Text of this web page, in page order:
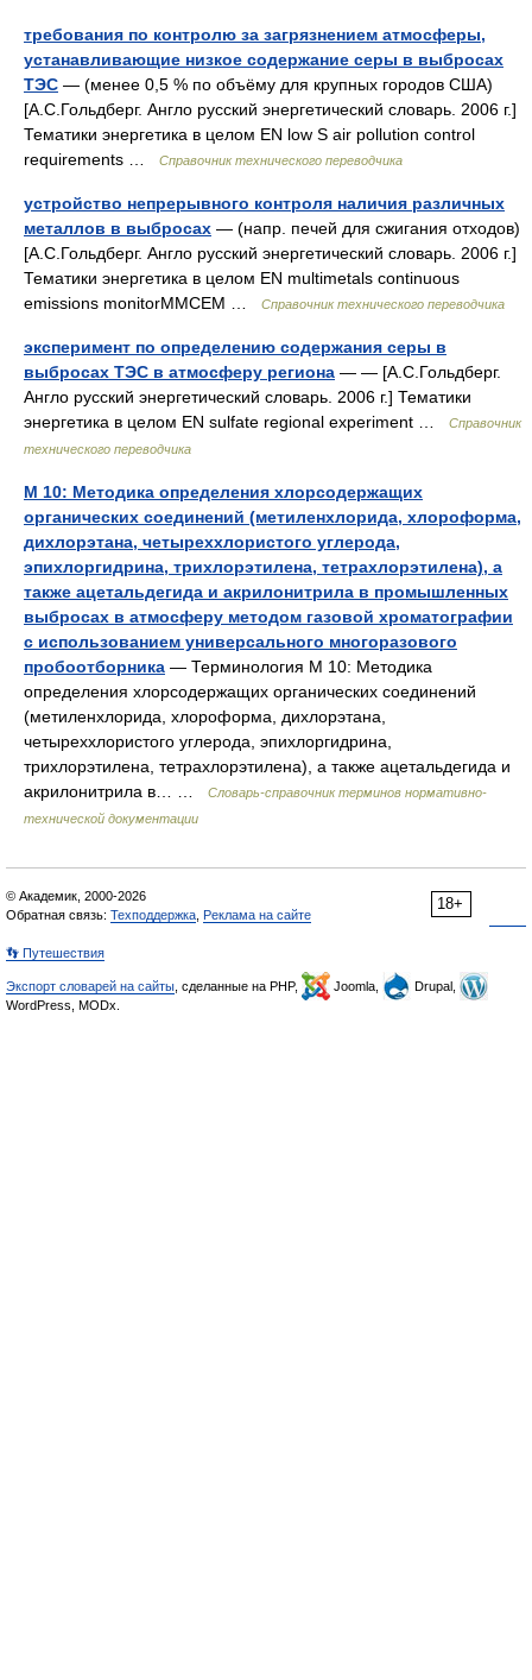
требования по контролю за загрязнением атмосферы,
устанавливающие низкое содержание серы в выбросах
ТЭС — (менее 0,5 % по объёму для крупных городов США)
[А.С.Гольдберг. Англо русский энергетический словарь. 2006 г.]
Тематики энергетика в целом EN low S air pollution control
requirements …
Справочник технического переводчика
устройство непрерывного контроля наличия различных
металлов в выбросах — (напр. печей для сжигания отходов)
[А.С.Гольдберг. Англо русский энергетический словарь. 2006 г.]
Тематики энергетика в целом EN multimetals continuous
emissions monitorMMCEM …
Справочник технического переводчика
эксперимент по определению содержания серы в
выбросах ТЭС в атмосферу региона — — [А.С.Гольдберг.
Англо русский энергетический словарь. 2006 г.] Тематики
энергетика в целом EN sulfate regional experiment …
Справочник
технического переводчика
М 10: Методика определения хлорсодержащих
органических соединений (метиленхлорида, хлороформа,
дихлорэтана, четыреххлористого углерода,
эпихлоргидрина, трихлорэтилена, тетрахлорэтилена), а
также ацетальдегида и акрилонитрила в промышленных
выбросах в атмосферу методом газовой хроматографии
с использованием универсального многоразового
пробоотборника — Терминология М 10: Методика
определения хлорсодержащих органических соединений
(метиленхлорида, хлороформа, дихлорэтана,
четыреххлористого углерода, эпихлоргидрина,
трихлорэтилена, тетрахлорэтилена), а также ацетальдегида и
акрилонитрила в… …
Словарь-справочник терминов нормативно-
технической документации
18+
© Академик, 2000-2026
Обратная связь: Техподдержка Реклама на сайте
👣 Путешествия
Экспорт словарей на сайты , сделанные на PHP, Joomla,
Drupal,
WordPress, MODx.